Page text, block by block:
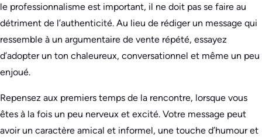
le professionnalisme est important, il ne doit pas se faire au
détriment de l’authenticité. Au lieu de rédiger un message qui
ressemble à un argumentaire de vente répété, essayez
d’adopter un ton chaleureux, conversationnel et même un peu
enjoué.
Repensez aux premiers temps de la rencontre, lorsque vous
êtes à la fois un peu nerveux et excité. Votre message peut
avoir un caractère amical et informel, une touche d’humour et